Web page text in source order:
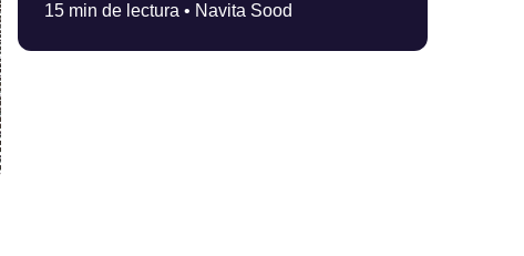
15 min de lectura • Navita Sood